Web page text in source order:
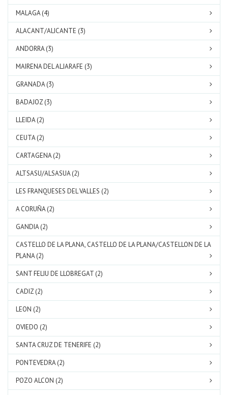
MALAGA (4)
ALACANT/ALICANTE (3)
ANDORRA (3)
MAIRENA DEL ALJARAFE (3)
GRANADA (3)
BADAJOZ (3)
LLEIDA (2)
CEUTA (2)
CARTAGENA (2)
ALTSASU/ALSASUA (2)
LES FRANQUESES DEL VALLES (2)
A CORUÑA (2)
GANDIA (2)
CASTELLO DE LA PLANA, CASTELLO DE LA PLANA/CASTELLON DE LA
PLANA (2)
SANT FELIU DE LLOBREGAT (2)
CADIZ (2)
LEON (2)
OVIEDO (2)
SANTA CRUZ DE TENERIFE (2)
PONTEVEDRA (2)
POZO ALCON (2)